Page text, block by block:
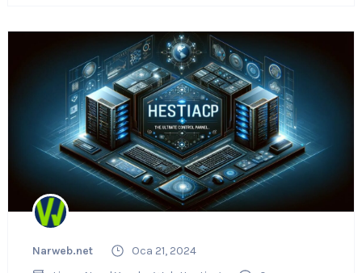
Narweb.net
Oca 21, 2024